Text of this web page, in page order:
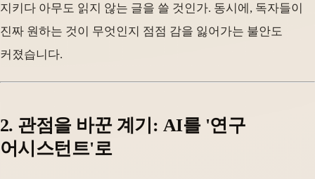
지키다 아무도 읽지 않는 글을 쓸 것인가. 동시에, 독자들이
진짜 원하는 것이 무엇인지 점점 감을 잃어가는 불안도
커졌습니다.
2. 관점을 바꾼 계기: AI를 '연구
어시스턴트'로